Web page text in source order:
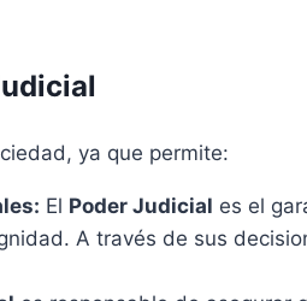
ya que permite:
El Poder Judicial es el
A través de sus